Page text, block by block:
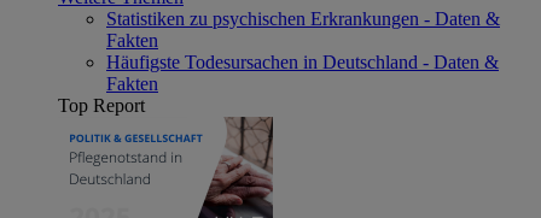
Statistiken zu psychischen Erkrankungen - Daten &
Fakten
Häufigste Todesursachen in Deutschland - Daten &
Fakten
Top Report